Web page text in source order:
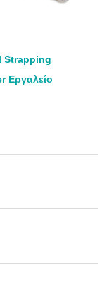
Strapping
Εργαλείο